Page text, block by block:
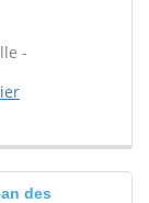
-
des